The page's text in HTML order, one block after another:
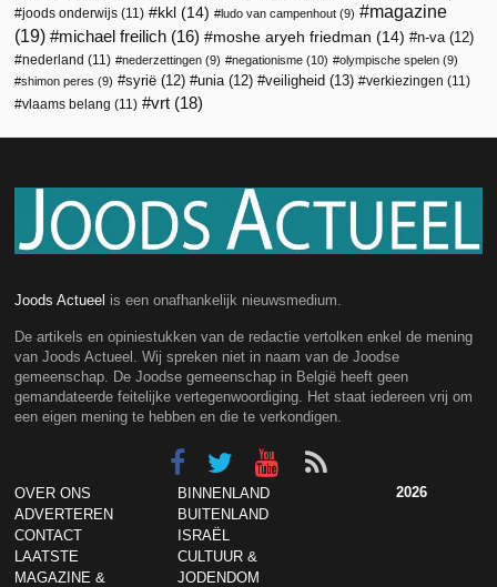
joods onderwijs (11) kkl (14) ludo van campenhout (9)
magazine
(19)
michael freilich (16) moshe aryeh friedman (14) n-va (12)
nederland (11) nederzettingen (9) negationisme (10) olympische spelen (9)
shimon peres (9) syrië (12) unia (12) veiligheid (13) verkiezingen (11)
vlaams belang (11) vrt (18)
Joods Actueel is een onafhankelijk nieuwsmedium.
De artikels en opiniestukken van de redactie vertolken enkel de mening
van Joods Actueel. Wij spreken niet in naam van de Joodse
gemeenschap. De Joodse gemeenschap in België heeft geen
gemandateerde feitelijke vertegenwoordiging. Het staat iedereen vrij om
een eigen mening te hebben en die te verkondigen.
OVER ONS
ADVERTEREN
CONTACT
LAATSTE
MAGAZINE &
BINNENLAND
BUITENLAND
ISRAËL
CULTUUR &
JODENDOM
2026